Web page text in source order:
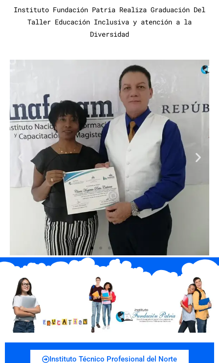
Instituto Fundación Patria Realiza Graduación Del
Taller Educación Inclusiva y atención a la
Diversidad
Instituto Técnico Profesional del Norte